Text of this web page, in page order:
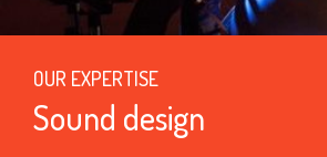
OUR EXPERTISE
Sound design